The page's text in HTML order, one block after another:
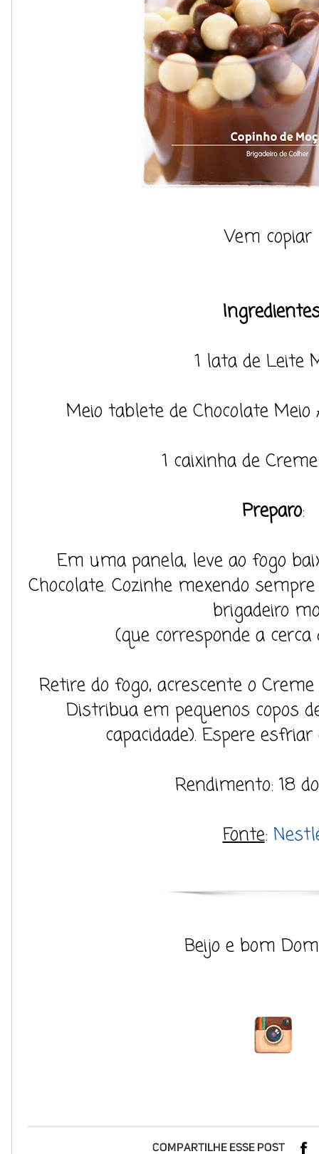
Vem copiar
1 lata de Leite
Meio tablete de Chocolate
1 caixinha de
Preparo:
Em uma panela, leve ao fogo
Chocolate. Cozinhe mexendo
brigadeiro
(que corresponde a
Retire do fogo, acrescente o
Distribua em pequenos copos
capacidade). Espere
Rendimento: 18
Fonte:
Beijo e bom